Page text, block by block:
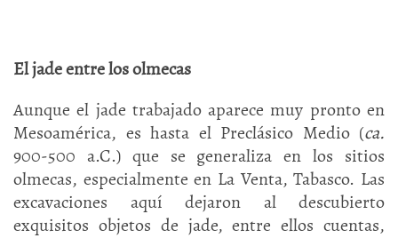
El jade entre los olmecas
Aunque el jade trabajado aparece muy pronto en
Mesoamérica, es hasta el Preclásico Medio (ca.
900-500 a.C.) que se generaliza en los sitios
olmecas, especialmente en La Venta, Tabasco. Las
excavaciones aquí dejaron al descubierto
exquisitos objetos de jade, entre ellos cuentas,